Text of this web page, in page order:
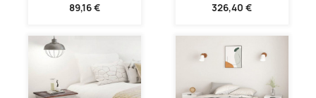
89,16 € 326,40 €